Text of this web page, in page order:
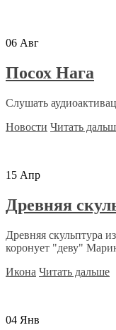
06 Авг
Посох Нага
Слушать
Новости Читать
15 Апр
Древняя
Древняя скульптура
коронует "деву"
Икона Читать дальше
04 Янв